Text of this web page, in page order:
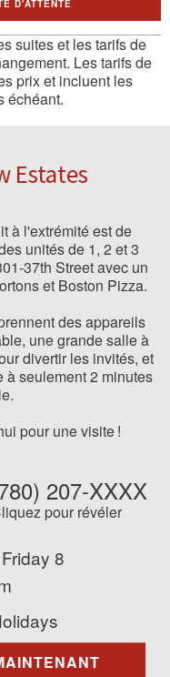
D'ATTENTE
suites et les tarifs de
Les tarifs de
prix et incluent les
échéant.
Estates
à l'extrémité est de
unités de 1, 2 et 3
37th Street avec un
et Boston Pizza.
des appareils
une grande salle à
divertir les invités, et
à seulement 2 minutes
pour une visite !
207-XXXX
pour révéler
8